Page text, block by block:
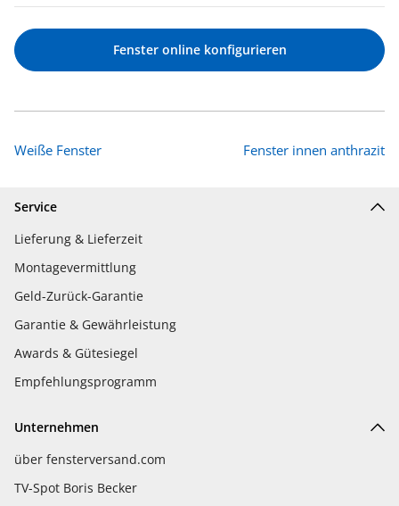
Fenster online konfigurieren
Weiße Fenster Fenster innen anthrazit
Service
Lieferung & Lieferzeit
Montagevermittlung
Geld-Zurück-Garantie
Garantie & Gewährleistung
Awards & Gütesiegel
Empfehlungsprogramm
Unternehmen
über fensterversand.com
TV-Spot Boris Becker